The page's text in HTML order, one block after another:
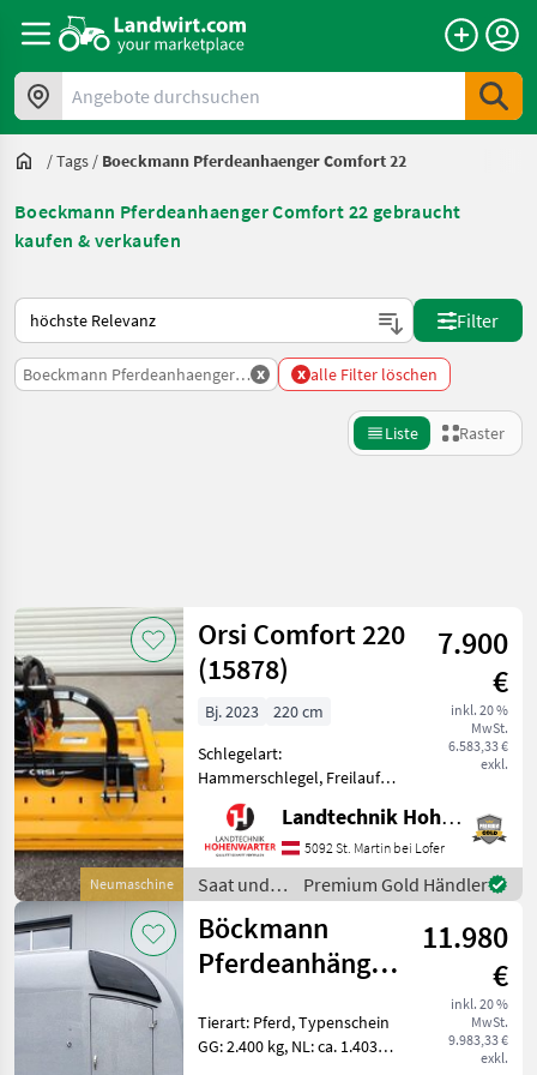
Angebote durchsuchen
/Tags / Boeckmann Pferdeanhaenger Comfort 22
Boeckmann Pferdeanhaenger Comfort 22 gebraucht
kaufen & verkaufen
So wird auf Landwirt.com sortiert
Filter
Boeckmann Pferdeanhaenger Comfort 22
x x alle Filter löschen
Liste Raster
Kategorie 2 Land Filter
AKTUELLER
PFAD
Boeckmann
Pferdeanhaenger
Comfort 22
KATEGORIE
WÄHLEN
Landtechnik
3
MARKTPLATZ
Marktplatz Händlerangebote Kleinanzeigen
Zurücksetzen
3
Ergebnisse
anzeigen
Neumaschine
Orsi Comfort 220
(15878)
7.900
€
inkl. 20 %
MwSt.
6.583,33 €
exkl.
Bj. 2023
220 cm
Schlegelart:
Hammerschlegel, Freilauf
im Getriebe, hydr.
Seitenverschub, Räder zur
Tiefenführung
Produktbeschreibung Orsi
Comfort 220 Ich freue mich,
Ihnen im Maschine
Landtechnik Hohenwarter GmbH
5092 St. Martin bei Lofer
Saat und
Pflege /
Orsi
Premium Gold Händler
Böckmann
Pferdeanhänger
Zubehör
11.980
€
inkl. 20 %
MwSt.
9.983,33 €
exkl.
Tierart: Pferd, Typenschein
GG: 2.400 kg, NL: ca. 1.403